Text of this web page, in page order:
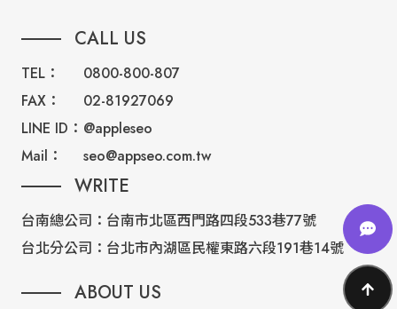
CALL US
TEL：
0800-800-807
FAX：
02-81927069
LINE ID： @appleseo
Mail：
seo@appseo.com.tw
WRITE
台南總公司： 台南市北區西門路四段533巷77號
台北分公司： 台北市內湖區民權東路六段191巷14號
ABOUT US